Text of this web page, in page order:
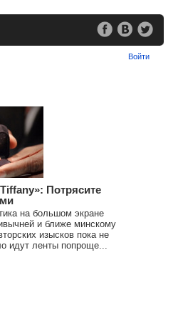
Войти
Потрясите
на большом экране
и ближе минскому
изысков пока не
идут ленты попроще...